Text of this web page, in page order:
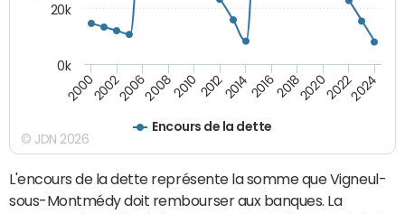
Encours de la dette
20002002200620082010 2012201420162018202020222024
0k
20k
© JDN 2026
L'encours de la dette représente la somme que Vigneul-
sous-Montmédy doit rembourser aux banques. La